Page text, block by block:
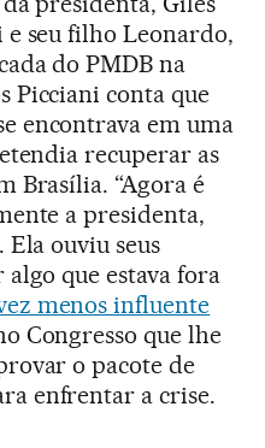
seu filho Leonardo,
do PMDB na
Picciani conta que
encontrava em uma
recuperar as
Brasília. “Agora é
a presidenta,
ouviu seus
que estava fora
menos influente
Congresso que lhe
o pacote de
enfrentar a crise.